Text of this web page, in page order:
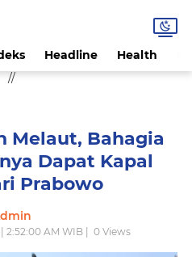
Headline Health
//
Melaut, Bahagia
Dapat Kapal
Prabowo
2:52:00 AM WIB | 0Views